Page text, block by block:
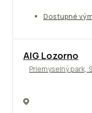
Dostupné
TOP
AIG Lozorno
Priemyselný park,